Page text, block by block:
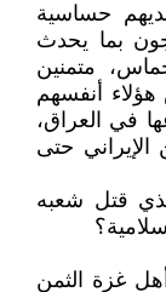
حساسية
بما يحدث
متمنين
هؤلاء أنفسهم
في العراق،
حتى
قتل شعبه
غزة الثمن